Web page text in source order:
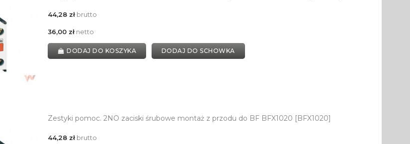
44,28 złbrutto
36,00 złnetto
DODAJ DO KOSZYKA DODAJ DO SCHOWKA
Zestyki pomoc. 2NO zaciski śrubowe montaż z przodu do BF BFX1020 [BFX1020]
44,28 złbrutto